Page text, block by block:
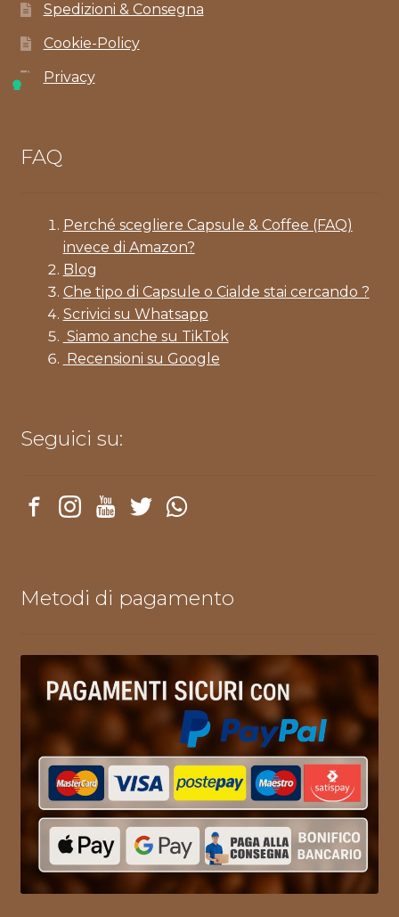
Spedizioni & Consegna
Cookie-Policy
Privacy
FAQ
Perché scegliere Capsule & Coffee (FAQ)
invece di Amazon?
Blog
Che tipo di Capsule o Cialde stai cercando ?
Scrivici su Whatsapp
Siamo anche su TikTok
Recensioni su Google
Seguici su:
Metodi di pagamento